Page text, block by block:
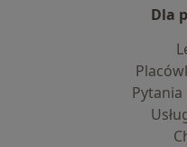
Dla